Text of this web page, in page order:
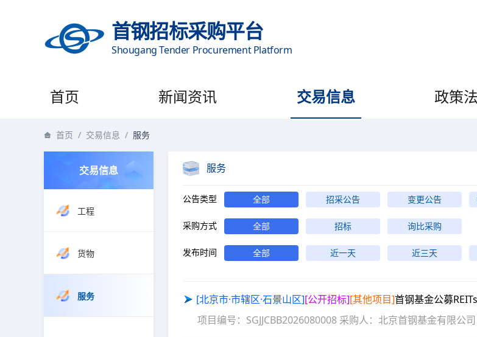
首钢招标采购平台
Shougang Tender Procurement Platform
首页 新闻资讯 交易信息 政策
首页 / 交易信息 / 服务
交易信息
工程
货物
服务
服务
公告类型 全部 招采公告 变更公告
采购方式 全部 招标 询比采购
发布时间 全部 近一天 近三天
[北京市·市辖区·石景山区][公开招标][其他项目]首钢基金公募REITs
项目编号： SGJJCBB2026080008 采购人： 北京首钢基金有限公司